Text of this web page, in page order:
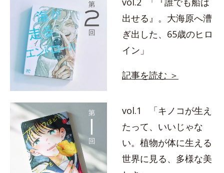
出せる』。大海原へ漕
ぎ出した、65歳のヒロ
イン」
記事を読む ＞
vol.1 「キノコが生え
たって、いいじゃな
い。植物が体に生える
世界に見る、多様な美